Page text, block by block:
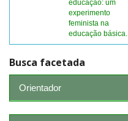
educação: um
experimento
feminista na
educação básica.
Busca facetada
Orientador